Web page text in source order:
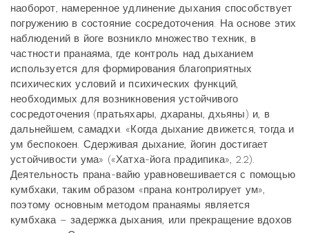
наоборот, намеренное удлинение дыхания способствует
погружению в состояние сосредоточения. На основе этих
наблюдений в йоге возникло множество техник, в
частности пранаяма, где контроль над дыханием
используется для формирования благоприятных
психических условий и психических функций,
необходимых для возникновения устойчивого
сосредоточения (пратьяхары, дхараны, дхьяны) и, в
дальнейшем, самадхи. «Когда дыхание движется, тогда и
ум беспокоен. Сдерживая дыхание, йогин достигает
устойчивости ума» («Хатха-йога прадипика», 2.2).
Деятельность прана-вайю уравновешивается с помощью
кумбхаки, таким образом «прана контролирует ум»,
поэтому основным методом пранаямы является
кумбхака – задержка дыхания, или прекращение вдохов